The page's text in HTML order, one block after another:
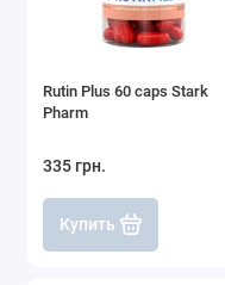
Rutin Plus 60 caps Stark
Pharm
335 грн.
Купить